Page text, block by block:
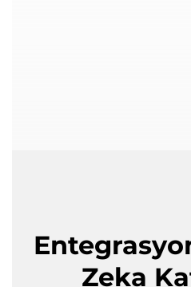
Zeka